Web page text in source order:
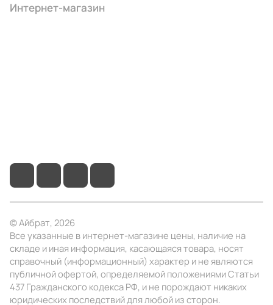
Интернет-магазин
© Айбрат, 2026
Все указанные в интернет-магазине цены, наличие на
складе и иная информация, касающаяся товара, носят
справочный (информационный) характер и не являются
публичной офертой, определяемой положениями Статьи
437 Гражданского кодекса РФ, и не порождают никаких
юридических последствий для любой из сторон.